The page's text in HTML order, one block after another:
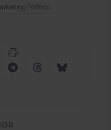
Político